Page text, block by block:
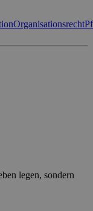
Organisationsrecht
legen, sondern